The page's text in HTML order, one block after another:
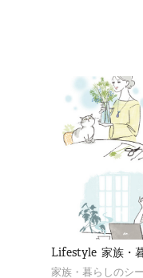
Lifestyle  家族・
家族・暮らしのシ